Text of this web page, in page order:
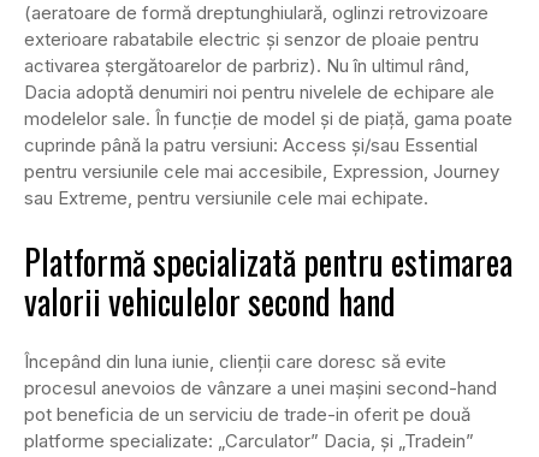
(aeratoare de formă dreptunghiulară, oglinzi retrovizoare
exterioare rabatabile electric și senzor de ploaie pentru
activarea ștergătoarelor de parbriz). Nu în ultimul rând,
Dacia adoptă denumiri noi pentru nivelele de echipare ale
modelelor sale. În funcţie de model şi de piaţă, gama poate
cuprinde până la patru versiuni: Access şi/sau Essential
pentru versiunile cele mai accesibile, Expression, Journey
sau Extreme, pentru versiunile cele mai echipate.
Platformă specializată pentru estimarea
valorii vehiculelor second hand
Începând din luna iunie, clienţii care doresc să evite
procesul anevoios de vânzare a unei mașini second-hand
pot beneficia de un serviciu de trade-in oferit pe două
platforme specializate: „Carculator” Dacia, şi „Tradein”